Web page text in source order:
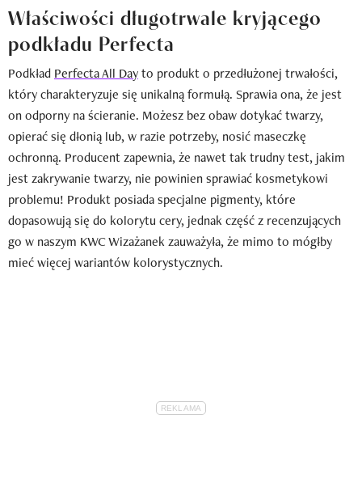
Właściwości długotrwale kryjącego
podkładu Perfecta
Podkład Perfecta All Dayto produkt o przedłużonej trwałości,
który charakteryzuje się unikalną formułą. Sprawia ona, że jest
on odporny na ścieranie. Możesz bez obaw dotykać twarzy,
opierać się dłonią lub, w razie potrzeby, nosić maseczkę
ochronną. Producent zapewnia, że nawet tak trudny test, jakim
jest zakrywanie twarzy, nie powinien sprawiać kosmetykowi
problemu! Produkt posiada specjalne pigmenty, które
dopasowują się do kolorytu cery, jednak część z recenzujących
go w naszym KWC Wizażanek zauważyła, że mimo to mógłby
mieć więcej wariantów kolorystycznych.